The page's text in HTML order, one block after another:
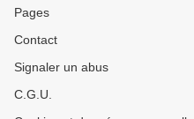
Pages
Contact
Signaler un abus
C.G.U.